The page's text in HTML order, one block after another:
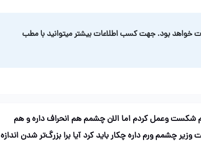
خواهد بود. جهت کسب اطلاعات بیشتر میتوانید با مطب
وعمل کردم اما الان چشمم هم انحراف داره و هم
چشمم ورم داره چکار باید کرد آیا برا بزرگ‌تر شدن اندازه